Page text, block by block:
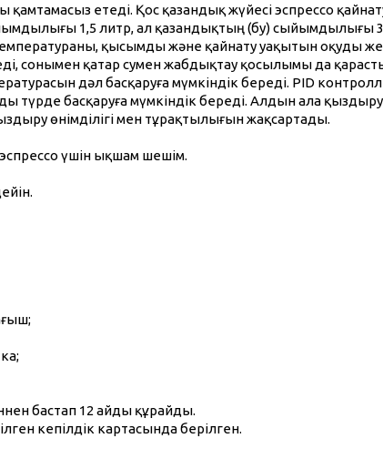
етеді. Қос қазандық жүйесі эспрессо
1,5 литр, ал қазандықтың (бу) сыйымдылығы
қысымды және қайнату уақытын оқуды
сонымен қатар сумен жабдықтау қосылымы да
дәл басқаруға мүмкіндік береді. PID
түрде басқаруға мүмкіндік береді. Алдын ала
өнімділігі мен тұрақтылығын жақсартады.
үшін ықшам шешім.
бастап 12 айды құрайды.
кепілдік картасында берілген.